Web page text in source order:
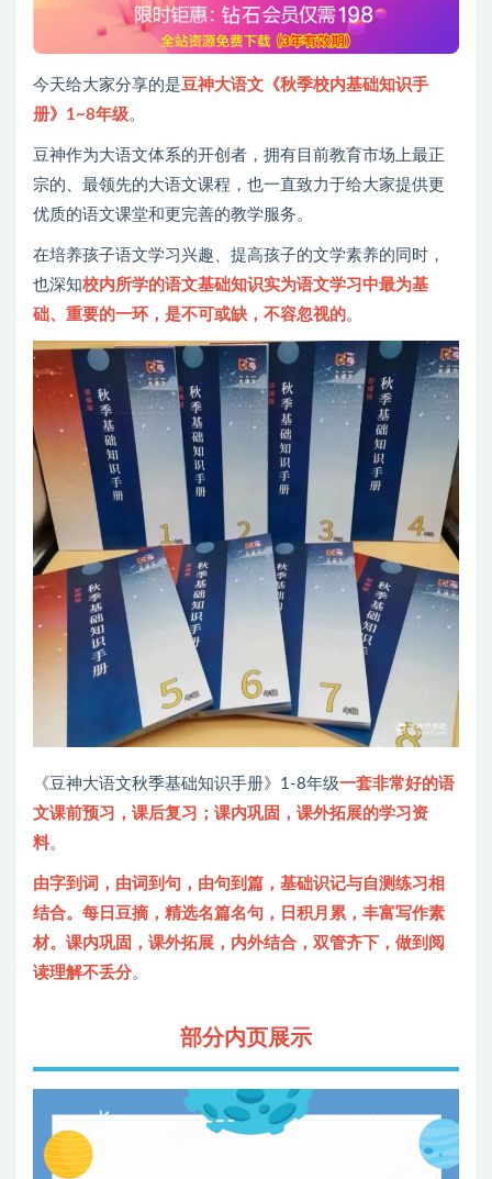
今天给大家分享的是豆神大语文《秋季校内基础知识手
册》1~8年级。
豆神作为大语文体系的开创者，拥有目前教育市场上最正
宗的、最领先的大语文课程，也一直致力于给大家提供更
优质的语文课堂和更完善的教学服务。
在培养孩子语文学习兴趣、提高孩子的文学素养的同时，
也深知校内所学的语文基础知识实为语文学习中最为基
础、重要的一环，是不可或缺，不容忽视的。
《豆神大语文秋季基础知识手册》1-8年级一套非常好的语
文课前预习，课后复习；课内巩固，课外拓展的学习资
料。
由字到词，由词到句，由句到篇，基础识记与自测练习相
结合。每日豆摘，精选名篇名句，日积月累，丰富写作素
材。课内巩固，课外拓展，内外结合，双管齐下，做到阅
读理解不丢分。
部分内页展示